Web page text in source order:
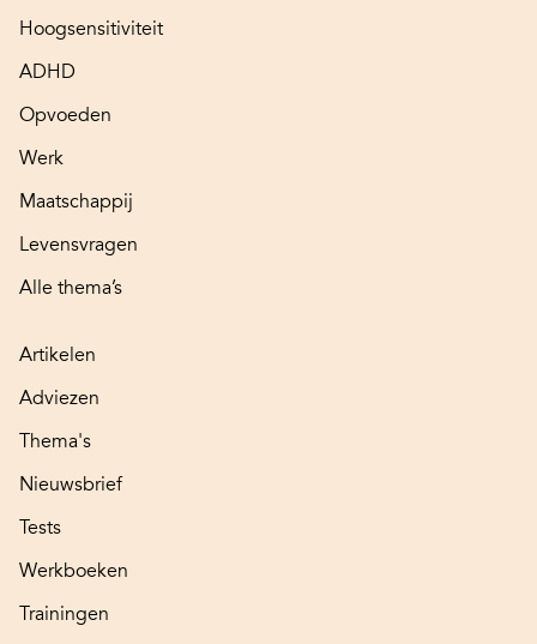
Hoogsensitiviteit
ADHD
Opvoeden
Werk
Maatschappij
Levensvragen
Alle thema’s
Artikelen
Adviezen
Thema's
Nieuwsbrief
Tests
Werkboeken
Trainingen